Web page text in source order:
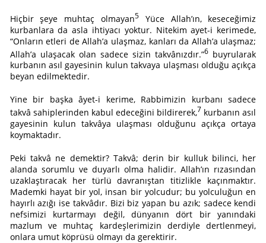
Hiçbir şeye muhtaç olmayan5Yüce Allah’ın, keseceğimiz
kurbanlara da asla ihtiyacı yoktur. Nitekim ayet-i kerimede,
“Onların etleri de Allah’a ulaşmaz, kanları da Allah’a ulaşmaz;
Allah’a ulaşacak olan sadece sizin takvânızdır.”6 buyrularak
kurbanın asıl gayesinin kulun takvaya ulaşması olduğu açıkça
beyan edilmektedir.
Yine bir başka âyet-i kerime, Rabbimizin kurbanı sadece
takvâ sahiplerinden kabul edeceğini bildirerek,7 kurbanın asıl
gayesinin kulun takvâya ulaşması olduğunu açıkça ortaya
koymaktadır.
Peki takvâ ne demektir? Takvâ; derin bir kulluk bilinci, her
alanda sorumlu ve duyarlı olma halidir. Allah’ın rızasından
uzaklaştıracak her türlü davranıştan titizlikle kaçınmaktır.
Mademki hayat bir yol, insan bir yolcudur; bu yolculuğun en
hayırlı azığı ise takvâdır. Bizi biz yapan bu azık; sadece kendi
nefsimizi kurtarmayı değil, dünyanın dört bir yanındaki
mazlum ve muhtaç kardeşlerimizin derdiyle dertlenmeyi,
onlara umut köprüsü olmayı da gerektirir.